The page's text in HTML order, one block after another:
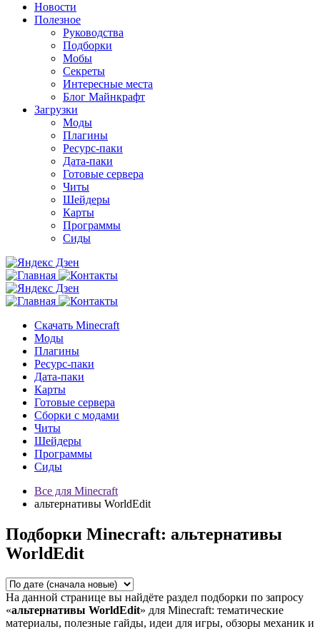
Новости
Полезное
Руководства
Подборки
Мобы
Секреты
Интересные места
Блог Майнкрафт
Загрузки
Моды
Плагины
Ресурс-паки
Дата-паки
Готовые сервера
Читы
Шейдеры
Карты
Программы
Сиды
Скачать Minecraft
Моды
Плагины
Ресурс-паки
Дата-паки
Карты
Готовые сервера
Сборки с модами
Читы
Шейдеры
Программы
Сиды
Все для Minecraft
альтернативы WorldEdit
Подборки Minecraft: альтернативы
WorldEdit
На данной странице вы найдёте раздел подборки по запросу
«альтернативы WorldEdit» для Minecraft: тематические
материалы, полезные гайды, идеи для игры, обзоры механик и